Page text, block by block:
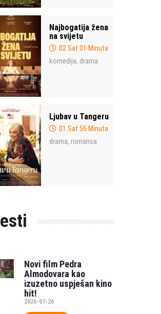
Najbogatija žena
na svijetu
02 Sat 01 Minuta
komedija, drama
Ljubav u Tangeru
01 Sat 56 Minuta
drama, romansa
Novi film Pedra
Almodovara kao
izuzetno uspješan kino
hit!
2026-07-26